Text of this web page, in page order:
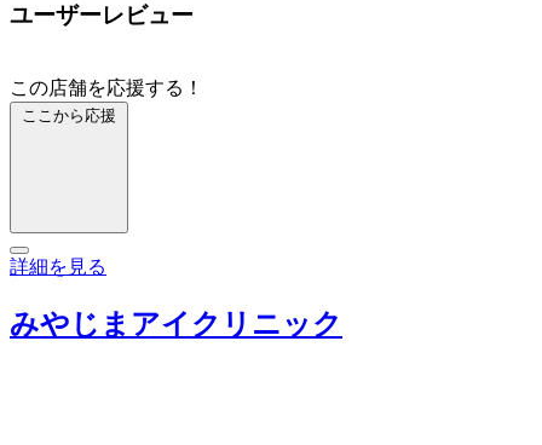
ユーザーレビュー
この店舗を応援する！
ここから応援
詳細を見る
みやじまアイクリニック